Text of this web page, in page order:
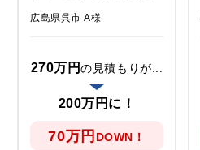
広島県呉市 A様
270万円の見積もりが...
200万円に！
70万円 DOWN！